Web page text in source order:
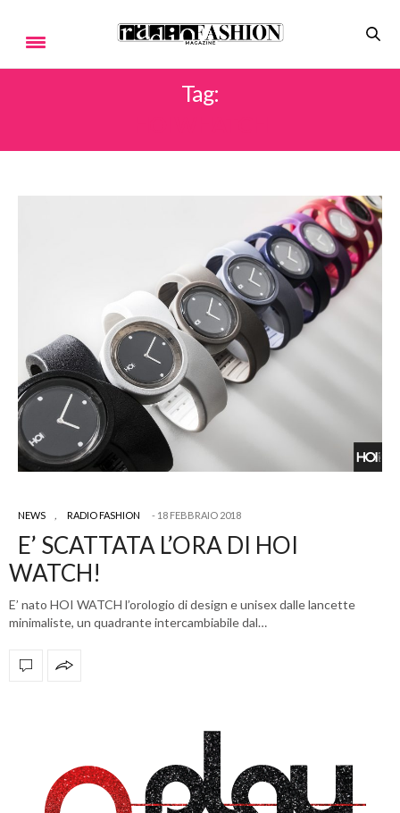
Tag:
NEWS , RADIO FASHION 18 FEBBRAIO 2018
E’ SCATTATA L’ORA DI HOI
WATCH!
E’ nato HOI WATCH l’orologio di design e unisex dalle lancette
minimaliste, un quadrante intercambiabile dal…